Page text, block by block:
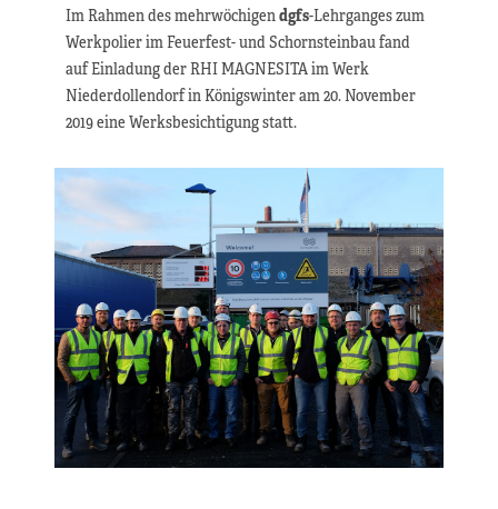
Im Rahmen des mehrwöchigendgfs-Lehrganges zum
Werkpolier im Feuerfest- und Schornsteinbau fand
auf Einladung der RHI MAGNESITA im Werk
Niederdollendorf in Königswinter am 20. November
2019 eine Werksbesichtigung statt.